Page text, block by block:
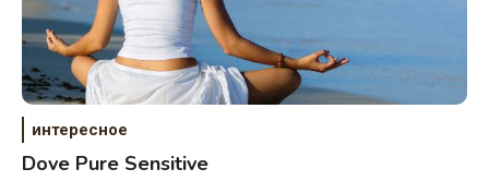
интересное
Dove Pure Sensitive